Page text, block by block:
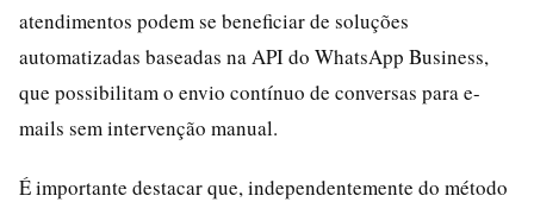
atendimentos podem se beneficiar de soluções
automatizadas baseadas na API do WhatsApp Business,
que possibilitam o envio contínuo de conversas para e-
mails sem intervenção manual.
É importante destacar que, independentemente do método